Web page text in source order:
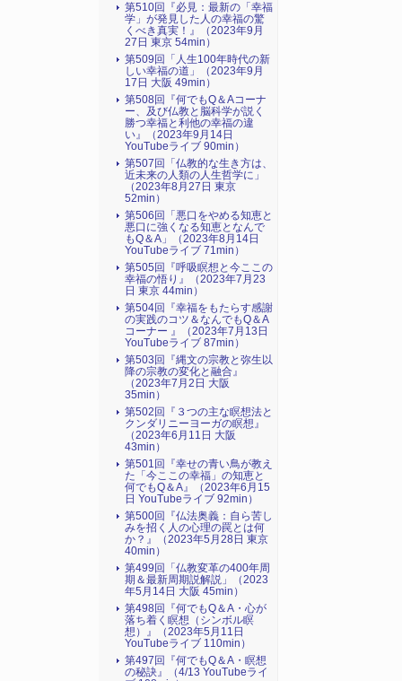
第510回『必見：最新の「幸福
学」が発見した人の幸福の驚
くべき真実！』（2023年9月
27日 東京 54min）
第509回「人生100年時代の新
しい幸福の道」（2023年9月
17日 大阪 49min）
第508回『何でもQ＆Aコーナ
ー、及び仏教と脳科学が説く
勝つ幸福と利他の幸福の違
い』（2023年9月14日
YouTubeライブ 90min）
第507回「仏教的な生き方は、
近未来の人類の人生哲学に」
（2023年8月27日 東京
52min）
第506回「悪口をやめる知恵と
悪口に強くなる知恵となんで
もQ＆A」（2023年8月14日
YouTubeライブ 71min）
第505回『呼吸瞑想と今ここの
幸福の悟り』（2023年7月23
日 東京 44min）
第504回『幸福をもたらす感謝
の実践のコツ＆なんでもQ＆A
コーナー 』（2023年7月13日
YouTubeライブ 87min）
第503回『縄文の宗教と弥生以
降の宗教の変化と融合』
（2023年7月2日 大阪
35min）
第502回『３つの主な瞑想法と
クンダリニーヨーガの瞑想』
（2023年6月11日 大阪
43min）
第501回『幸せの青い鳥が教え
た「今ここの幸福」の知恵と
何でもQ＆A』（2023年6月15
日 YouTubeライブ 92min）
第500回『仏法奥義：自ら苦し
みを招く人の心理の罠とは何
か？』（2023年5月28日 東京
40min）
第499回「仏教変革の400年周
期＆最新周期説解説」（2023
年5月14日 大阪 45min）
第498回『何でもQ＆A・心が
落ち着く瞑想（シンボル瞑
想）』（2023年5月11日
YouTubeライブ 110min）
第497回『何でもQ＆A・瞑想
の秘訣』（4/13 YouTubeライ